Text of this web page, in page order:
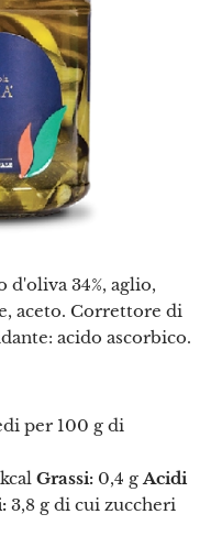
d'oliva 34%, aglio,
aceto. Correttore di
acido ascorbico.
per 100 g di
Grassi: 0,4 gAcidi
3,8 g di cui zuccheri